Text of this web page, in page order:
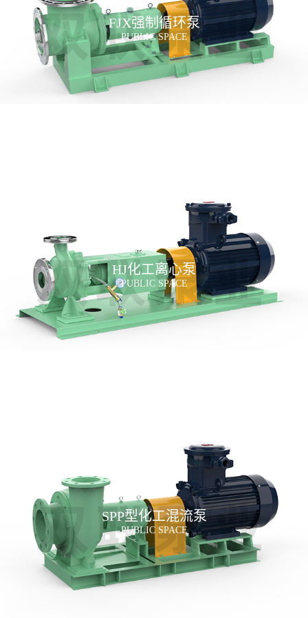
FJX强制循环泵
PUBLIC SPACE
HJ化工离心泵
PUBLIC SPACE
SPP型化工混流泵
PUBLIC SPACE